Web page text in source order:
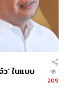
’ ในแบบ
209